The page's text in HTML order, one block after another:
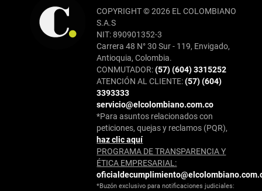
COPYRIGHT © 2026 EL COLOMBIANO
S.A.S
NIT: 890901352-3
Carrera 48 N° 30 Sur - 119, Envigado,
Antioquia, Colombia.
CONMUTADOR:(57) (604) 3315252
ATENCIÓN AL CLIENTE:(57) (604)
3393333
servicio@elcolombiano.com.co
*Para asuntos relacionados con
peticiones, quejas y reclamos (PQR),
haz clic aquí
PROGRAMA DE TRANSPARENCIA Y
ÉTICA EMPRESARIAL:
*Buzón exclusivo para notificaciones judiciales: